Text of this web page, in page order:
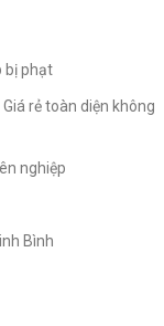
bị phạt
rẻ toàn diện không
nghiệp
Bình